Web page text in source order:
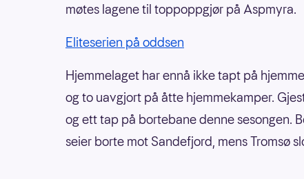
møtes lagene til toppoppgjør på Aspmyra.
Eliteserien på oddsen
Hjemmelaget har ennå ikke tapt på
og to uavgjort på åtte hjemmekamper.
og ett tap på bortebane denne sesongen.
seier borte mot Sandefjord, mens Tromsø